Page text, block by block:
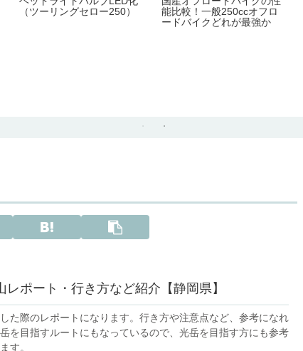
（ツーリングセロー250）
能比較！一般250ccオフロ
ードバイクどれが最強か
レポート・行き方など紹介【静岡県】
た際のレポートになります。行き方や注意点など、参考になれ
を目指すルートにもなっているので、光岳を目指す方にも参考
す。